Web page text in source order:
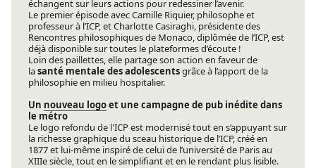
échangent sur leurs actions pour redessiner l’avenir.
Le premier épisode avec Camille Riquier, philosophe et
professeur à l’ICP, et Charlotte Casiraghi, présidente des
Rencontres philosophiques de Monaco, diplômée de l’ICP, est
déjà disponible sur toutes le plateformes d’écoute !
Loin des paillettes, elle partage son action en faveur de
lasanté mentale des adolescentsgrâce à l’apport de la
philosophie en milieu hospitalier.
Un nouveau logoet une campagne de pub inédite dans
le métro
Le logo refondu de l'ICP est modernisé tout en s’appuyant sur
la richesse graphique du sceau historique de l’ICP, créé en
1877 et lui-même inspiré de celui de l’université de Paris au
XIIIe siècle, tout en le simplifiant et en le rendant plus lisible.